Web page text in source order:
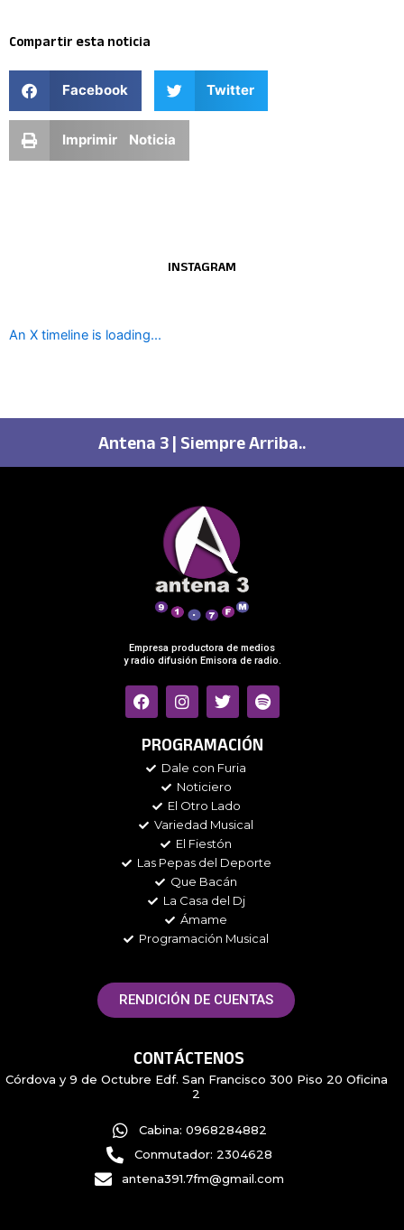
Compartir esta noticia
Facebook Twitter
Imprimir Noticia
INSTAGRAM
An X timeline is loading...
Antena 3 | Siempre Arriba..
Empresa productora de medios
y radio difusión Emisora de radio.
F
a
e
o
I
n
t
g
r
a
m
T
w
t
e
r
S
p
t
PROGRAMACIÓN
Dale con Furia
Noticiero
El Otro Lado
Variedad Musical
El Fiestón
Las Pepas del Deporte
Que Bacán
La Casa del Dj
Ámame
Programación Musical
RENDICIÓN DE CUENTAS
CONTÁCTENOS
Córdova y 9 de Octubre Edf. San Francisco 300 Piso 20 Oficina
2
Cabina: 0968284882
Conmutador: 2304628
antena391.7fm@gmail.com